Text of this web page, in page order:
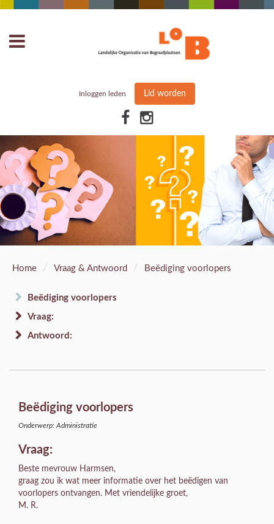
Inloggen leden Lid worden
Home / Vraag & Antwoord / Beëdiging voorlopers
Beëdiging voorlopers
Vraag:
Antwoord:
Beëdiging voorlopers
Onderwerp: Administratie
Vraag:
Beste mevrouw Harmsen,
graag zou ik wat meer informatie over het beëdigen van
voorlopers ontvangen. Met vriendelijke groet,
M. R.